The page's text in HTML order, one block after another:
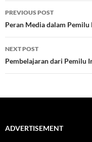
Post
navigation
PREVIOUS POST
Peran Media dalam
NEXT POST
Pembelajaran dari Pemilu
ADVERTISEMENT